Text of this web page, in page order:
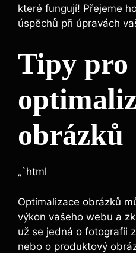
které fungují! Přejeme
úspěchů při úpravách
Tipy pro
obrázků
„`html
Optimalizace obrázků
výkon vašeho webu a
už se jedná o fotografii
nebo o produktový